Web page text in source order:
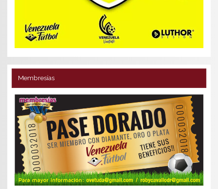
Membresías